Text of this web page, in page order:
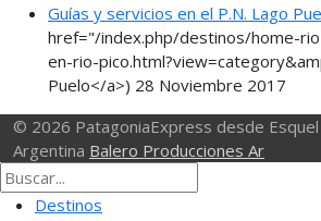
Guías y servicios en el P.N. Lago
href="/index.php/destinos/home-
en-rio-
Puelo</a>) 28 Noviembre 2017
© 2026 PatagoniaExpress desde
Argentina Balero Producciones Ar
Destinos